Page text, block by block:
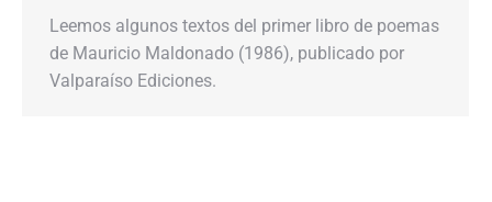
Leemos algunos textos del primer libro de poemas
de Mauricio Maldonado (1986), publicado por
Valparaíso Ediciones.